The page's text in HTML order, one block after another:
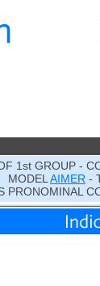
1st GROUP -
MODEL AIMER -
PRONOMINAL